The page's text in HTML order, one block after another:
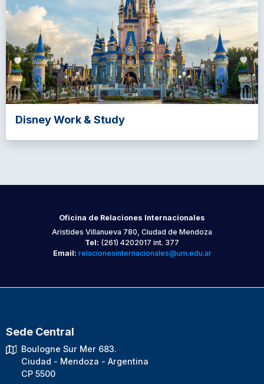
Disney Work & Study
Oficina de Relaciones Internacionales
Aristides Villanueva 780, Ciudad de Mendoza
Tel: (261) 4202017 int. 377
Email: relacionesinternacionales@um.edu.ar
Sede Central
Boulogne Sur Mer 683.
Ciudad - Mendoza - Argentina
CP 5500